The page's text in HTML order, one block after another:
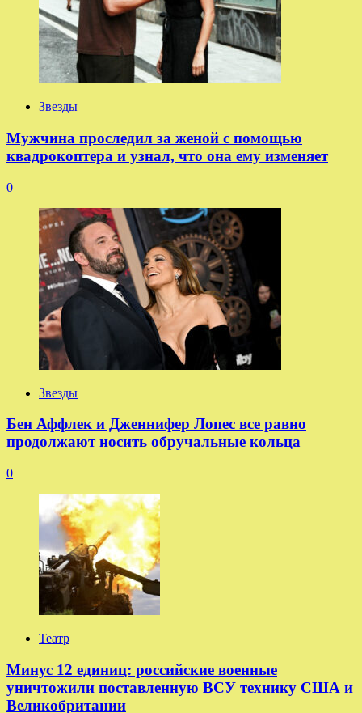
Звезды
Мужчина проследил за женой с помощью
квадрокоптера и узнал, что она ему изменяет
0
Звезды
Бен Аффлек и Дженнифер Лопес все равно
продолжают носить обручальные кольца
0
Театр
Минус 12 единиц: российские военные
уничтожили поставленную ВСУ технику США и
Великобритании